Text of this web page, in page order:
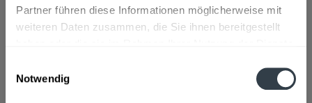
Partner führen diese Informationen möglicherweise mit
weiteren Daten zusammen, die Sie ihnen bereitgestellt
Notwendig
Beschreibung
Zutaten und Allergene